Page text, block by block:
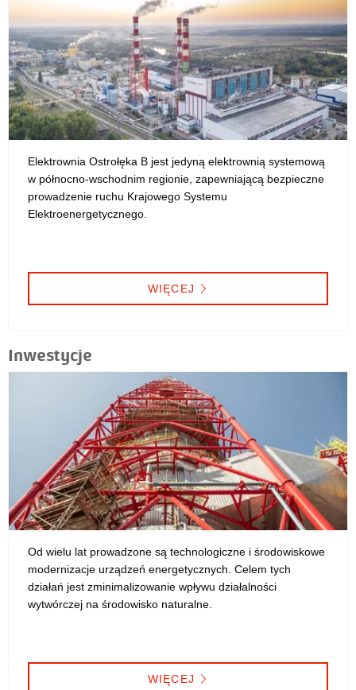
Elektrownia Ostrołęka B jest jedyną elektrownią systemową
w północno-wschodnim regionie, zapewniającą bezpieczne
prowadzenie ruchu Krajowego Systemu
Elektroenergetycznego.
WIĘCEJ
Inwestycje
Od wielu lat prowadzone są technologiczne i środowiskowe
modernizacje urządzeń energetycznych. Celem tych
działań jest zminimalizowanie wpływu działalności
wytwórczej na środowisko naturalne.
WIĘCEJ